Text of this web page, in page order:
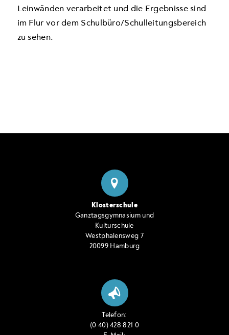
Leinwänden verarbeitet und die Ergebnisse sind
im Flur vor dem Schulbüro/Schulleitungsbereich
zu sehen.
Klosterschule
Ganztagsgymnasium und
Kulturschule
Westphalensweg 7
20099 Hamburg
Telefon:
(0 40) 428 821 0